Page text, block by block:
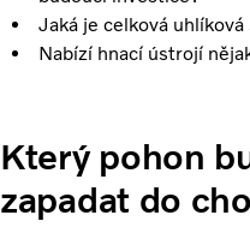
Jaká je celková
Nabízí hnací ústrojí
Který pohon
zapadat do